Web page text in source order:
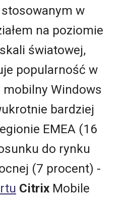
w
na poziomie
światowej,
popularność w
mobilny Windows
bardziej
EMEA (16
do rynku
(7 procent) -
Citrix Mobile